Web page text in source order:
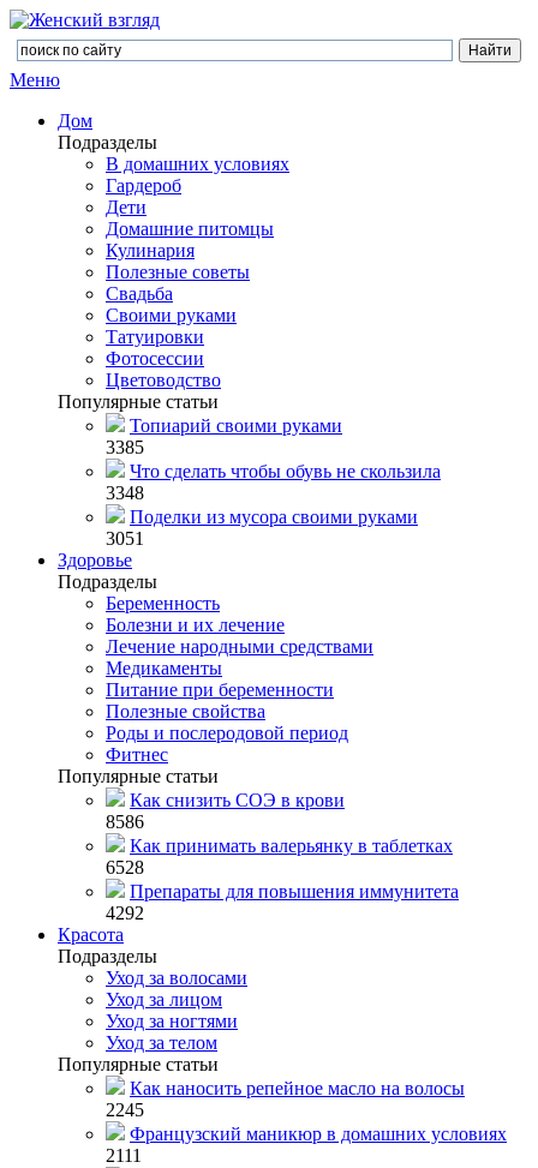
Меню
Дом
Подразделы
В домашних условиях
Гардероб
Дети
Домашние питомцы
Кулинария
Полезные советы
Свадьба
Своими руками
Татуировки
Фотосессии
Цветоводство
Популярные статьи
Топиарий своими руками
3385
Что сделать чтобы обувь не скользила
3348
Поделки из мусора своими руками
3051
Здоровье
Подразделы
Беременность
Болезни и их лечение
Лечение народными средствами
Медикаменты
Питание при беременности
Полезные свойства
Роды и послеродовой период
Фитнес
Популярные статьи
Как снизить СОЭ в крови
8586
Как принимать валерьянку в таблетках
6528
Препараты для повышения иммунитета
4292
Красота
Подразделы
Уход за волосами
Уход за лицом
Уход за ногтями
Уход за телом
Популярные статьи
Как наносить репейное масло на волосы
2245
Французский маникюр в домашних условиях
2111